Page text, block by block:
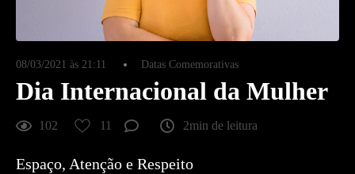
08/03/2021 às 21:11 Datas Comemorativas
Dia Internacional da Mulher
102 11 2min de leitura
Espaço, Atenção e Respeito